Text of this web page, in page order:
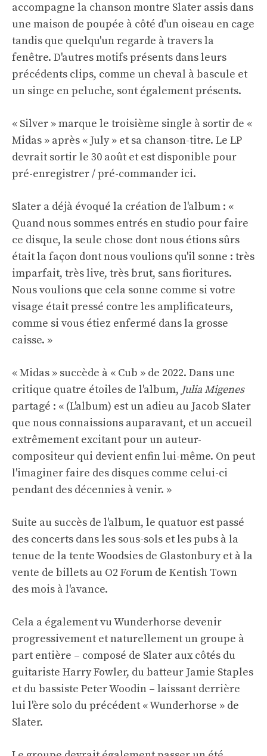
accompagne la chanson montre Slater assis dans
une maison de poupée à côté d'un oiseau en cage
tandis que quelqu'un regarde à travers la
fenêtre. D'autres motifs présents dans leurs
précédents clips, comme un cheval à bascule et
un singe en peluche, sont également présents.
« Silver » marque le troisième single à sortir de «
Midas » après « July » et sa chanson-titre. Le LP
devrait sortir le 30 août et est disponible pour
pré-enregistrer / pré-commander ici.
Slater a déjà évoqué la création de l'album : «
Quand nous sommes entrés en studio pour faire
ce disque, la seule chose dont nous étions sûrs
était la façon dont nous voulions qu'il sonne : très
imparfait, très live, très brut, sans fioritures.
Nous voulions que cela sonne comme si votre
visage était pressé contre les amplificateurs,
comme si vous étiez enfermé dans la grosse
caisse. »
« Midas » succède à « Cub » de 2022. Dans une
critique quatre étoiles de l'album, Julia Migenes
partagé : « (L'album) est un adieu au Jacob Slater
que nous connaissions auparavant, et un accueil
extrêmement excitant pour un auteur-
compositeur qui devient enfin lui-même. On peut
l'imaginer faire des disques comme celui-ci
pendant des décennies à venir. »
Suite au succès de l'album, le quatuor est passé
des concerts dans les sous-sols et les pubs à la
tenue de la tente Woodsies de Glastonbury et à la
vente de billets au O2 Forum de Kentish Town
des mois à l'avance.
Cela a également vu Wunderhorse devenir
progressivement et naturellement un groupe à
part entière – composé de Slater aux côtés du
guitariste Harry Fowler, du batteur Jamie Staples
et du bassiste Peter Woodin – laissant derrière
lui l'ère solo du précédent « Wunderhorse » de
Slater.